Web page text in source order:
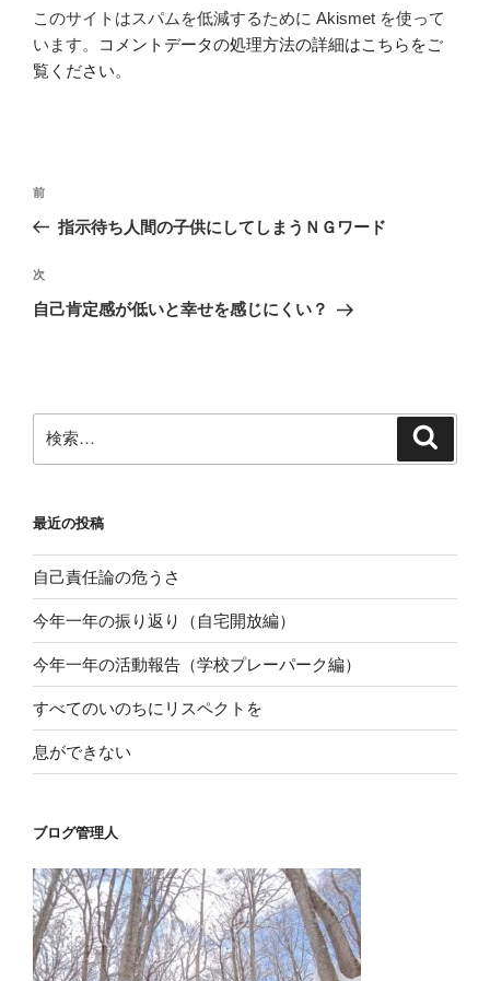
このサイトはスパムを低減するために Akismet を使って
います。
コメントデータの処理方法の詳細はこちらをご
覧ください。
投
ビ
ゲ
ン
前
の
稿
前
指示待ち人間の子供にしてしまうＮＧワード
次
の
次
自己肯定感が低いと幸せを感じにくい？
索:
最近の投稿
自己責任論の危うさ
今年一年の振り返り（自宅開放編）
今年一年の活動報告（学校プレーパーク編）
すべてのいのちにリスペクトを
息ができない
ブログ管理人